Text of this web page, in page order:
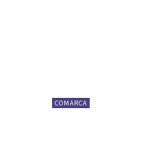
COMARCA